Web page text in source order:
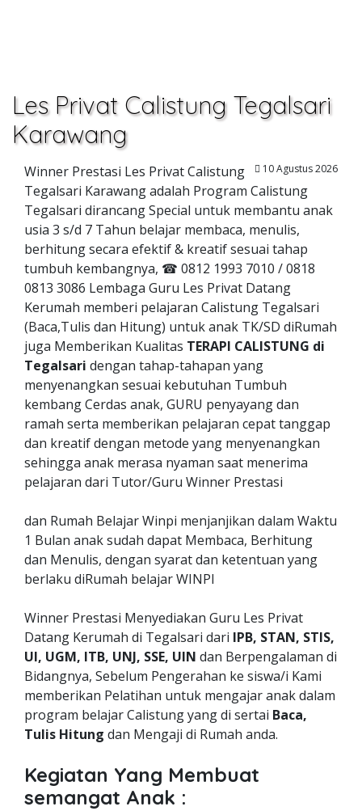
Les Privat Calistung Tegalsari
Karawang
10 Agustus 2026
Winner Prestasi Les Privat Calistung
Tegalsari Karawang adalah Program Calistung
Tegalsari dirancang Special untuk membantu anak
usia 3 s/d 7 Tahun belajar membaca, menulis,
berhitung secara efektif & kreatif sesuai tahap
tumbuh kembangnya, ☎ 0812 1993 7010 / 0818
0813 3086 Lembaga Guru Les Privat Datang
Kerumah memberi pelajaran Calistung Tegalsari
(Baca,Tulis dan Hitung) untuk anak TK/SD diRumah
juga Memberikan Kualitas TERAPI CALISTUNG di
Tegalsari dengan tahap-tahapan yang
menyenangkan sesuai kebutuhan Tumbuh
kembang Cerdas anak, GURU penyayang dan
ramah serta memberikan pelajaran cepat tanggap
dan kreatif dengan metode yang menyenangkan
sehingga anak merasa nyaman saat menerima
pelajaran dari Tutor/Guru Winner Prestasi
dan Rumah Belajar Winpi menjanjikan dalam Waktu
1 Bulan anak sudah dapat Membaca, Berhitung
dan Menulis, dengan syarat dan ketentuan yang
berlaku diRumah belajar WINPI
Winner Prestasi Menyediakan Guru Les Privat
Datang Kerumah di Tegalsari dari IPB, STAN, STIS,
UI, UGM, ITB, UNJ, SSE, UIN dan Berpengalaman di
Bidangnya, Sebelum Pengerahan ke siswa/i Kami
memberikan Pelatihan untuk mengajar anak dalam
program belajar Calistung yang di sertai Baca,
Tulis Hitung dan Mengaji di Rumah anda.
Kegiatan Yang Membuat
semangat Anak :